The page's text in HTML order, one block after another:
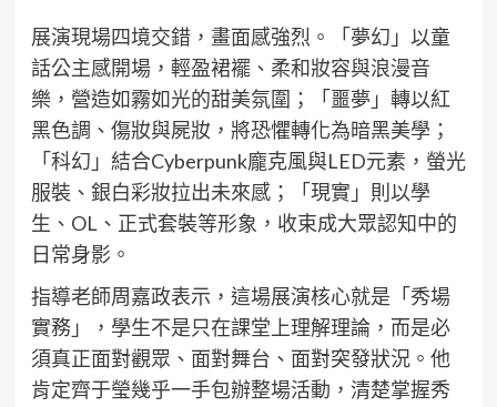
展演現場四境交錯，畫面感強烈。「夢幻」以童
話公主感開場，輕盈裙襬、柔和妝容與浪漫音
樂，營造如霧如光的甜美氛圍；「噩夢」轉以紅
黑色調、傷妝與屍妝，將恐懼轉化為暗黑美學；
「科幻」結合Cyberpunk龐克風與LED元素，螢光
服裝、銀白彩妝拉出未來感；「現實」則以學
生、OL、正式套裝等形象，收束成大眾認知中的
日常身影。
指導老師周嘉政表示，這場展演核心就是「秀場
實務」，學生不是只在課堂上理解理論，而是必
須真正面對觀眾、面對舞台、面對突發狀況。他
肯定齊于瑩幾乎一手包辦整場活動，清楚掌握秀